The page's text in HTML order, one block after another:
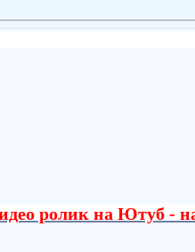
ролик на Ютуб -